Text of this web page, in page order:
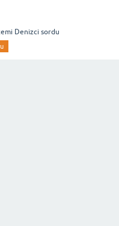
Denizci sordu